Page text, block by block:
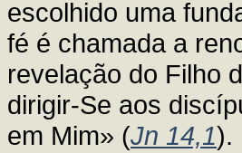
escolhido uma
fé é chamada a
revelação do Filho
dirigir-Se aos
em Mim» (Jn 14,1).